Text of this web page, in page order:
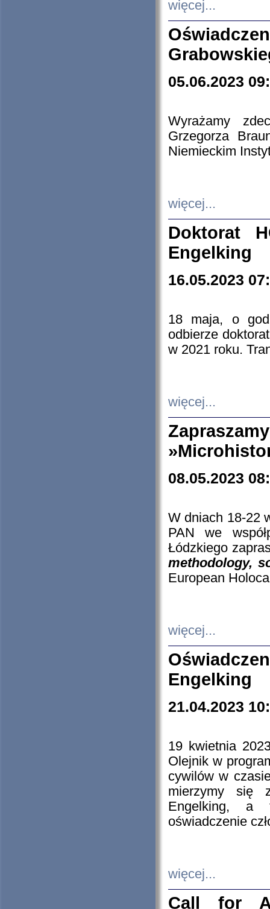
więcej...
05.06.2023
Wyrażamy
Grzegorza
Niemieckim
więcej...
Doktorat
Engelking
16.05.2023
18 maja, o
odbierze
w 2021 roku.
więcej...
08.05.2023
W dniach 18-22
PAN we
Łódzkiego
methodology,
European
więcej...
Engelking
21.04.2023
19 kwietnia
Olejnik w
cywilów w
mierzymy się
Engelking, a
oświadczenie
więcej...
Call for